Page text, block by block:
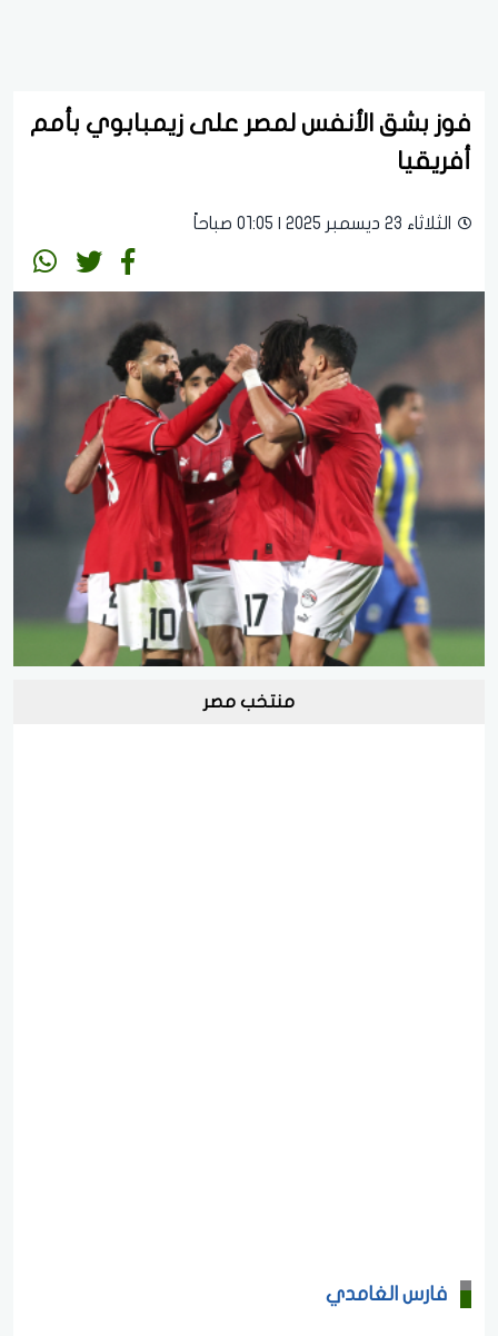
فوز بشق الأنفس لمصر على زيمبابوي بأمم
أفريقيا
الثلاثاء 23 ديسمبر 2025 | 01:05 صباحاً
منتخب مصر
فارس الغامدي